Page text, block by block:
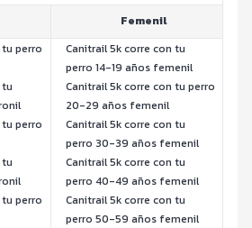
Femenil
perro
perro
perro
Canitrail 5k corre con tu
perro 14-19 años femenil
Canitrail 5k corre con tu perro
20-29 años femenil
Canitrail 5k corre con tu
perro 30-39 años femenil
Canitrail 5k corre con tu
perro 40-49 años femenil
Canitrail 5k corre con tu
perro 50-59 años femenil